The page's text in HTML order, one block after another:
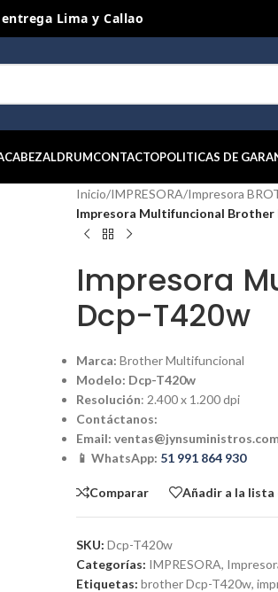
y Nuevos
CABEZALDRUMCONTACTOPOLITICAS DE
Inicio/IMPRESORA/Impresora
Impresora Multifuncional Brother
Impresora
Dcp-T420w
Marca: Brother Multifuncional
Modelo: Dcp-T420w
Resolución: 2.400 x 1.200 dpi
Contáctanos:
Email:
📱 WhatsApp: 51 991 864 930
Comparar Añadir a la lista
SKU: Dcp-T420w
Categorías: IMPRESORA,
Etiquetas: brother Dcp-T420w,